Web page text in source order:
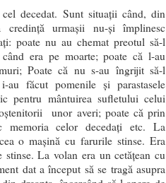
decedat. Sunt situații când, din
urmașii nu-și împlinesc
poate nu au chemat preotul să-l
când era pe moarte; poate că l-au
Poate că nu s-au îngrijit să-l
au făcut pomenile și parastasele
pentru mântuirea sufletului celui
unor averi; poate că prin
memoria celor decedați etc. La
o mașină cu farurile stinse. Era
La volan era un cetățean cu
dat a început să se tragă asupra